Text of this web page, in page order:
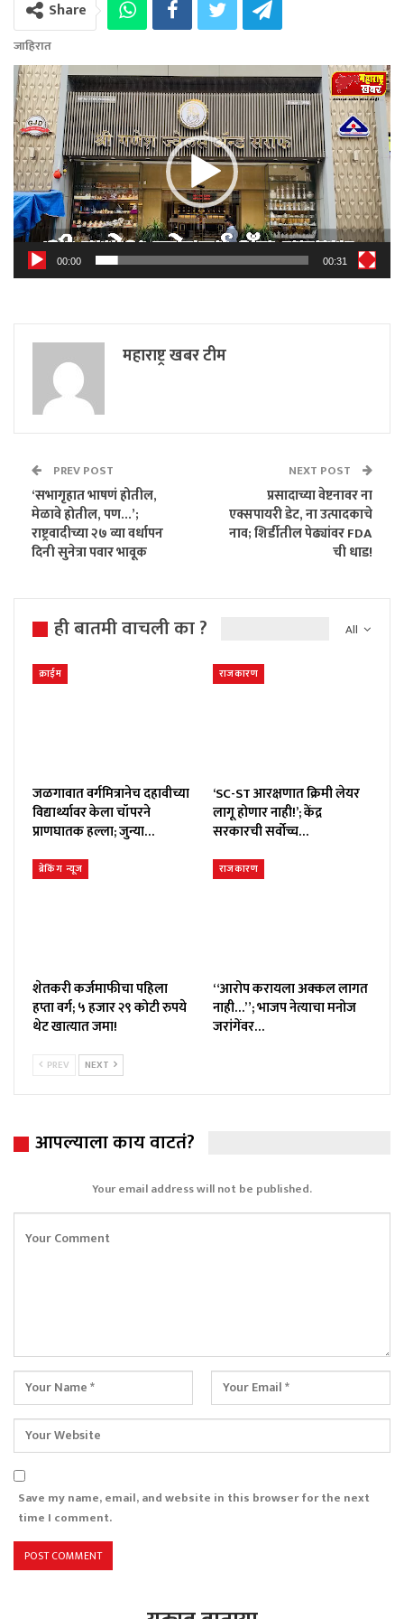
Share
जाहिरात
Video
Player
00:00 00:31
महाराष्ट्र खबर टीम
PREV POST
‘सभागृहात भाषणं होतील,
मेळावे होतील, पण…’;
राष्ट्रवादीच्या २७ व्या वर्धापन
दिनी सुनेत्रा पवार भावूक
NEXT POST
प्रसादाच्या वेष्टनावर ना
एक्सपायरी डेट, ना उत्पादकाचे
नाव; शिर्डीतील पेढ्यांवर FDA
ची धाड!
All
ही बातमी वाचली का ?
क्राईम
जळगावात वर्गमित्रानेच दहावीच्या
विद्यार्थ्यावर केला चॉपरने
प्राणघातक हल्ला; जुन्या…
राजकारण
‘SC-ST आरक्षणात क्रिमी लेयर
लागू होणार नाही!’; केंद्र
सरकारची सर्वोच्च…
ब्रेकिंग न्यूज
शेतकरी कर्जमाफीचा पहिला
हप्ता वर्ग; ५ हजार २९ कोटी रुपये
थेट खात्यात जमा!
राजकारण
“आरोप करायला अक्कल लागत
नाही…”; भाजप नेत्याचा मनोज
जरांगेंवर…
PREV NEXT
आपल्याला काय वाटतं?
Your email address will not be published.
Save my name, email, and website in this browser for the next
time I comment.